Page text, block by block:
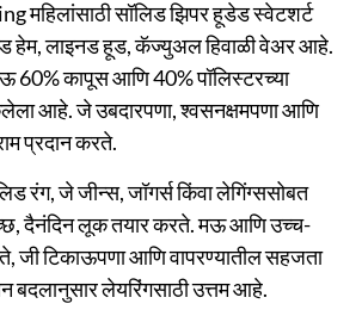
महिलांसाठी सॉलिड झिपर हूडेड स्वेटशर्ट
हेम, लाइनड हूड, कॅज्युअल हिवाळी वेअर आहे.
60% कापूस आणि 40% पॉलिस्टरच्या
आहे. जे उबदारपणा, श्वसनक्षमपणा आणि
प्रदान करते.
रंग, जे जीन्स, जॉगर्स किंवा लेगिंग्ससोबत
दैनंदिन लूक तयार करते. मऊ आणि उच्च-
जी टिकाऊपणा आणि वापरण्यातील सहजता
बदलानुसार लेयरिंगसाठी उत्तम आहे.